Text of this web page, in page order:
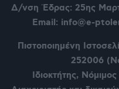
Δ/νση Έδρας: 25ης
Email: info@e-
Πιστοποιημένη
252006
Ιδιοκτήτης,